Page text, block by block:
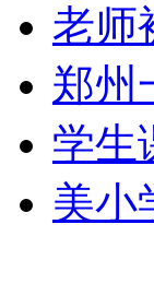
外交部：反
外交部：有
老师
郑州
学生
美小